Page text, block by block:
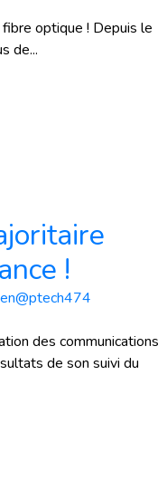
optique ! Depuis le
de...
!
des communications
de son suivi du